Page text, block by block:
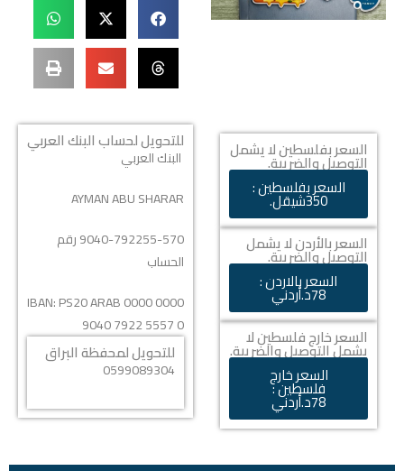
السعر بفلسطين لا يشمل
التوصيل والضريبة.
السعر بفلسطين :
350شيقل.
السعر بالأردن لا يشمل
التوصيل والضريبة.
السعر بالاردن :
78د.أردني
السعر خارج فلسطين لا
يشمل التوصيل والضريبة.
السعر خارج
فلسطين :
78د.أردني
للتحويل لحساب البنك العربي
البنك العربي
AYMAN ABU SHARAR
9040-792255-570 رقم
الحساب
IBAN:PS20 ARAB 0000 0000
9040 7922 5557 0
للتحويل لمحفظة البراق
0599089304